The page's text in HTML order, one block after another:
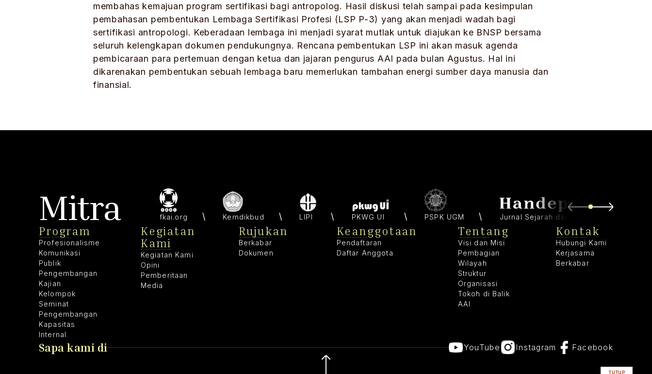
membahas kemajuan program sertifikasi bagi antropolog. Hasil diskusi telah sampai pada kesimpulan
pembahasan pembentukan Lembaga Sertifikasi Profesi (LSP P-3) yang akan menjadi wadah bagi
sertifikasi antropologi. Keberadaan lembaga ini menjadi syarat mutlak untuk diajukan ke BNSP bersama
seluruh kelengkapan dokumen pendukungnya. Rencana pembentukan LSP ini akan masuk agenda
pembicaraan para pertemuan dengan ketua dan jajaran pengurus AAI pada bulan Agustus. Hal ini
dikarenakan pembentukan sebuah lembaga baru memerlukan tambahan energi sumber daya manusia dan
finansial.
TUTUP
Mitra fkai.org Kemdikbud LIPI PKWG UI PSPK UGM Jurnal Sejarah dan Budaya
Program
Profesionalisme
Komunikasi
Publik
Pengembangan
Kajian
Kelompok
Seminat
Pengembangan
Kapasitas
Internal
Kegiatan
Kami
Kegiatan Kami
Opini
Pemberitaan
Media
Rujukan
Berkabar
Dokumen
Keanggotaan
Pendaftaran
Daftar Anggota
Tentang
Visi dan Misi
Pembagian
Wilayah
Struktur
Organisasi
Tokoh di Balik
AAI
Kontak
Hubungi Kami
Kerjasama
Berkabar
Sapa kami di YouTube Instagram Facebook